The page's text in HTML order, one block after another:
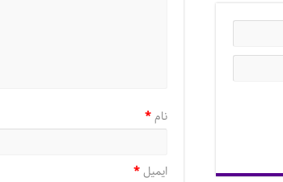
نام*
ایمیل*